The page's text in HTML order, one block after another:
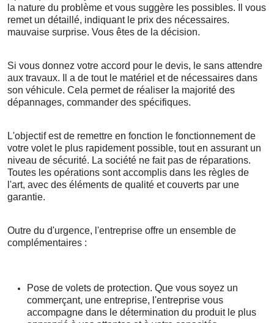
la nature du problème et vous suggère les possibles. Il vous
remet un détaillé, indiquant le prix des nécessaires.
mauvaise surprise. Vous êtes de la décision.
Si vous donnez votre accord pour le devis, le sans attendre
aux travaux. Il a de tout le matériel et de nécessaires dans
son véhicule. Cela permet de réaliser la majorité des
dépannages, commander des spécifiques.
L'objectif est de remettre en fonction le fonctionnement de
votre volet le plus rapidement possible, tout en assurant un
niveau de sécurité. La société ne fait pas de réparations.
Toutes les opérations sont accomplis dans les règles de
l'art, avec des éléments de qualité et couverts par une
garantie.
Outre du d'urgence, l'entreprise offre un ensemble de
complémentaires :
Pose de volets de protection. Que vous soyez un
commerçant, une entreprise, l'entreprise vous
accompagne dans le détermination du produit le plus